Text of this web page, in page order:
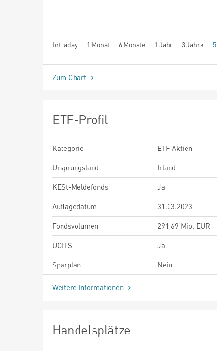
Intraday 1 Monat 6 Monate 1 Jahr 3 Jahre
seit Beginn
Zum Chart
ETF-Profil
Kategorie
ETF Aktien
Ursprungsland
Irland
KESt-Meldefonds
Ja
Auflagedatum
31.03.2023
Fondsvolumen
291,69 Mio. EUR
UCITS
Ja
Sparplan
Nein
Weitere Informationen
Handelsplätze